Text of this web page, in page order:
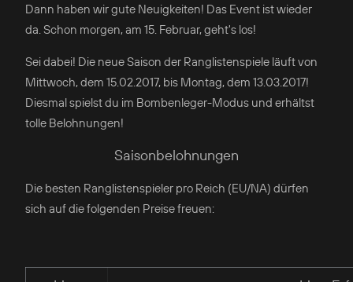
Dann haben wir gute Neuigkeiten! Das Event ist wieder
da. Schon morgen, am 15. Februar, geht's los!
Sei dabei! Die neue Saison der Ranglistenspiele läuft von
Mittwoch, dem 15.02.2017, bis Montag, dem 13.03.2017!
Diesmal spielst du im Bombenleger-Modus und erhältst
tolle Belohnungen!
Saisonbelohnungen
Die besten Ranglistenspieler pro Reich (EU/NA) dürfen
sich auf die folgenden Preise freuen: